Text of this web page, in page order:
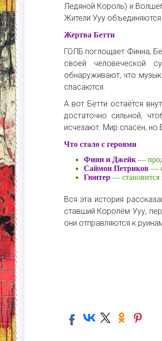
Ледяной Король) и
Жители Ууу
Жертва Бетти
ГОЛБ поглощает Финна,
своей человеческой
обнаруживают, что
спасаются.
А вот Бетти остаётся
достаточно сильной,
исчезают. Мир спасён, но
Что стало с героями
Финн и Джейк—
Саймон Петриков —
Гюнтер— становится
Вся эта история
ставший Королём Ууу,
они отправляются к